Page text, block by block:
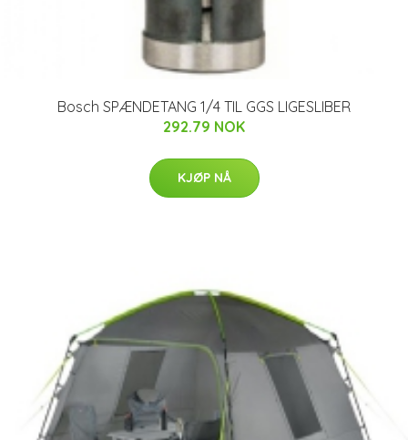
Bosch SPÆNDETANG 1/4 TIL GGS LIGESLIBER
292.79 NOK
KJØP NÅ